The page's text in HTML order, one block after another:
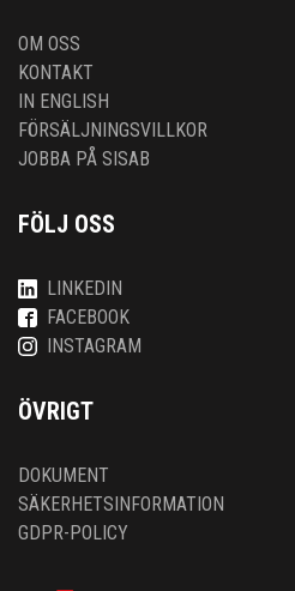
OM OSS
KONTAKT
IN ENGLISH
FÖRSÄLJNINGSVILLKOR
JOBBA PÅ SISAB
FÖLJ OSS
LINKEDIN
FACEBOOK
INSTAGRAM
ÖVRIGT
DOKUMENT
SÄKERHETSINFORMATION
GDPR-POLICY